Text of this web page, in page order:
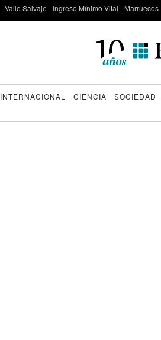
Valle Salvaje Ingreso Mínimo Vital Marruecos
INTERNACIONAL CIENCIA SOCIEDAD